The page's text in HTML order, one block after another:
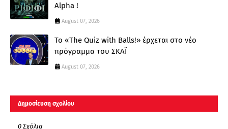
Alpha !
August 07, 2026
Το «The Quiz with Balls!» έρχεται στο νέο
πρόγραμμα του ΣΚΑΪ
August 07, 2026
Δημοσίευση σχολίου
0 Σχόλια